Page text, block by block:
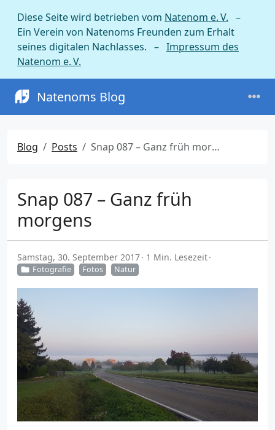
Diese Seite wird betrieben vom Natenom e. V. –
Ein Verein von Natenoms Freunden zum Erhalt
seines digitalen Nachlasses. – Impressum des
Natenom e. V.
Natenoms Blog
Blog Posts Snap 087 – Ganz früh morgens
Snap 087 – Ganz früh
morgens
Samstag, 30. September 2017 1 Min. Lesezeit
Fotografie Fotos Natur